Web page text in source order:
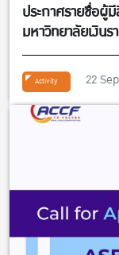
ประกาศรายชื่อผู้
มหาวิทยาลัยเงินร
จำนวน 1 อัตรา
เศรษฐศาสตร์
Activity 22